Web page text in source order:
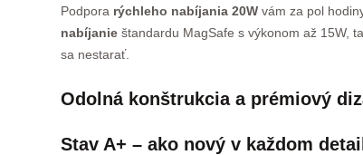
Podpora rýchleho nabíjania 20W vám za pol
nabíjanie štandardu MagSafe s výkonom až 15W,
sa nestarať.
Odolná konštrukcia a prémiový
Stav A+ – ako nový v každom